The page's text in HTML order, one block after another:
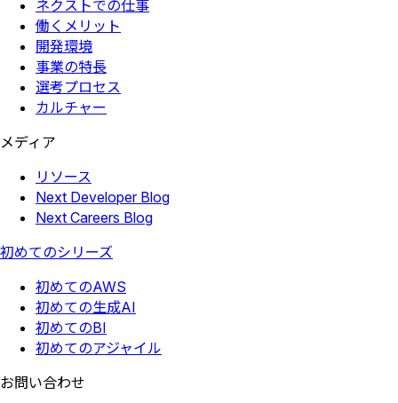
ネクストでの仕事
働くメリット
開発環境
事業の特長
選考プロセス
カルチャー
メディア
リソース
Next Developer Blog
Next Careers Blog
初めてのシリーズ
初めてのAWS
初めての生成AI
初めてのBI
初めてのアジャイル
お問い合わせ